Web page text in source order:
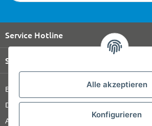
Alle akzeptieren
Konfigurieren
Service Hotline
Shop Service
Barrierefreiheitserklärung
Datenschutz
AGB